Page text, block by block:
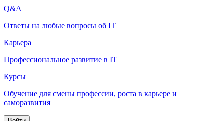
Q&A
Ответы на любые вопросы об IT
Карьера
Профессиональное развитие в IT
Курсы
Обучение для смены профессии, роста в карьере и
саморазвития